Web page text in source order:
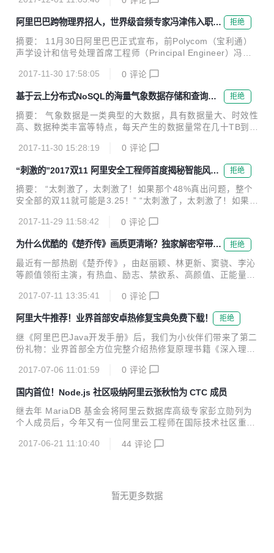
亿，2020年末达到5亿，2025年末中国IPv6规模要达到世界
第一。 近日，中办国办印发《推进互联网协议第六版（IPv
6）规模部署行动计划》，加快推进基于IPv6的下一代互联网
规模部署，计划指出到2018年末国内IPv6活跃用户数要达到2
亿，2020年末达到5亿，2025年末中国IPv6规模要达到世界
第一。 阿里云宣布，为了建立下一代互联网自主技术体系和产
业生态，进一步实现下一代互联网在经济社会各领域深度融合
阿里巴巴跨物理界招人，世界级音频专家冯津伟入职人
工智能团队iDST
拒绝
摘要： 11月30日阿里巴巴正式宣布，前Polycom（宝利通）
声学设计和信号处理首席工程师（Principal Engineer）冯津
员，将负责语音交互设备端的声学设计和信号处理研究工作。
阿里巴巴iDST智能语音交互团队研究员 冯津伟 11月30日阿里
巴巴正式宣布，前Polycom（宝利通）声学设计和信号处理首
席工程师（Principal Engineer）冯津伟入职人工智能核心团
队iDST，担任智能语音交互团队研究员，将负责语音交互设备
职后，iDST迎来的又一位大牛级人物。 冯...
2017-11-30 17:58:05 0 评论
基于云上分布式NoSQL的海量气象数据存储和查询方
案
拒绝
摘要： 气象数据是一类典型的大数据，具有数据量大、时效性
高、数据种类丰富等特点，每天产生的数据量常在几十TB到上
象数据越来越成为一个难题，本文针对气象领域中海量模式数
据的存储和查询问题，分别介绍了传统方案和采用表格存储(T
ableStore)的方案，并对方案优缺点进行了一些总结。 前言
气象数据是一类典型的大数据，具有数据量大、时效性高、数
据种类丰富等特点。气象数据中大量的数据是时空数据，记录
量，每天产生的数据量常在几十TB到上百TB的规模，且在爆
2017-11-30 15:28:19 0 评论
“刺激的”2017双11 阿里安全工程师首度揭秘智能风控
平台MTEE3
拒绝
摘要： “太刺激了，太刺激了！如果那个48%真出问题，整个
安全部的双11就可能是3.25！” “太刺激了，太刺激了！如果那
了推眼镜，语速明显快了一些。伴随着肢体语言，知命表现出
来的是程序员解除了重大Bug时的那种兴奋与激动。 用这部IM
DB评分最高的电影向阿里安全的工程师致敬 MTEE3是什么？
那个48%又是什么鬼？ 知命，阿里安全业务安全产品技术高
级专家，智能风控平台MTEE3的技术负责人。这一切，他向
文名称叫业务安全智能风控平台，最后面的3代表这是全新一
2017-11-29 11:58:42 0 评论
为什么优酷的《楚乔传》画质更清晰？独家解密窄带高
清技术
拒绝
最近有一部热剧《楚乔传》，由赵丽颖、林更新、窦骁、李沁
等颜值领衔主演，有热血、励志、禁欲系、高颜值、正能量这
月4日，《楚乔传》迎来上线之后的历史性时刻——成为史上
最快突破200亿网播量大关的周播剧。这也和优酷、爱奇艺、
腾讯视频等多家视频平台的支持密不可分。 在网综、网剧遍地
开花、IP集体大爆发的同时，各电视剧纷纷与在线视频平台合
作同步网络开播，时至今日，电视剧的网络播放量过百亿已经
频内容及多元化服务，已经成为了网民最为重要的休闲娱乐、
2017-07-11 13:35:41 0 评论
阿里大牛推荐！业界首部安卓热修复宝典免费下载！ 拒绝
继《阿里巴巴Java开发手册》后，我们为小伙伴们带来了第二
份礼物：业界首部全方位完整介绍热修复原理书籍《深入理解
写，现已免费开放下载。 下载方式见文末 2017年6月，阿里
案——Sophix。在Android热修复的三大领域：代码修复、资
源修复、SO修复方面，以及方案的安全性和易用性方面，Sop
hix都做到了业界领先。 《深入探索Android热修复技术原理》
淘技术团队对系统底层的原创性发现，是业界首部全方位完整
2017-07-06 11:01:59 0 评论
国内首位！Node.js 社区吸纳阿里云张秋怡为 CTC 成员
继去年 MariaDB 基金会将阿里云数据库高级专家彭立勋列为
个人成员后，今年又有一位阿里云工程师在国际技术社区重要
云应用服务团队工程师。2016年，她毕业于中山大学软件工
吸纳为CTC（核心技术委员会）成员，而这也使得她成为国内
2017-06-21 11:10:40 44 评论
暂无更多数据